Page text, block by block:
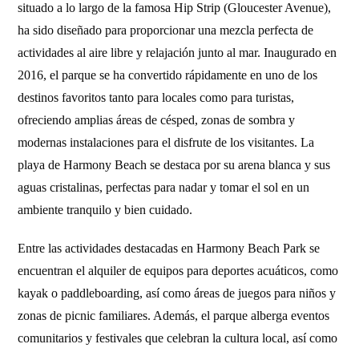
situado a lo largo de la famosa Hip Strip (Gloucester Avenue),
ha sido diseñado para proporcionar una mezcla perfecta de
actividades al aire libre y relajación junto al mar. Inaugurado en
2016, el parque se ha convertido rápidamente en uno de los
destinos favoritos tanto para locales como para turistas,
ofreciendo amplias áreas de césped, zonas de sombra y
modernas instalaciones para el disfrute de los visitantes. La
playa de Harmony Beach se destaca por su arena blanca y sus
aguas cristalinas, perfectas para nadar y tomar el sol en un
ambiente tranquilo y bien cuidado.
Entre las actividades destacadas en Harmony Beach Park se
encuentran el alquiler de equipos para deportes acuáticos, como
kayak o paddleboarding, así como áreas de juegos para niños y
zonas de picnic familiares. Además, el parque alberga eventos
comunitarios y festivales que celebran la cultura local, así como